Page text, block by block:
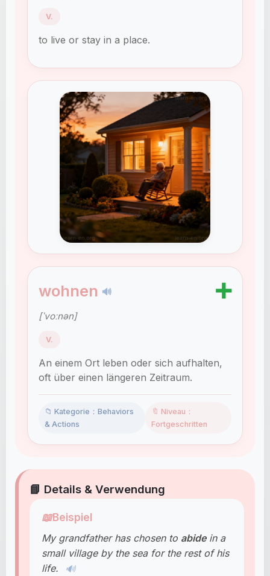
V.
to live or stay in a place.
wohnen 🔊 ➕
[ˈvoːnən]
V.
An einem Ort leben oder sich aufhalten,
oft über einen längeren Zeitraum.
📁 Kategorie：Behaviors
& Actions
🔖 Niveau：
Fortgeschritten
📘 Details & Verwendung
📖Beispiel
My grandfather has chosen to abidein a
small village by the sea for the rest of his
life.
🔊